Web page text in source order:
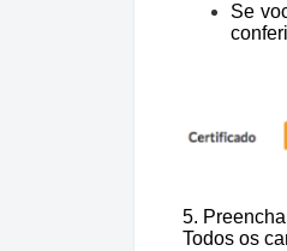
Se
5.
Todos os